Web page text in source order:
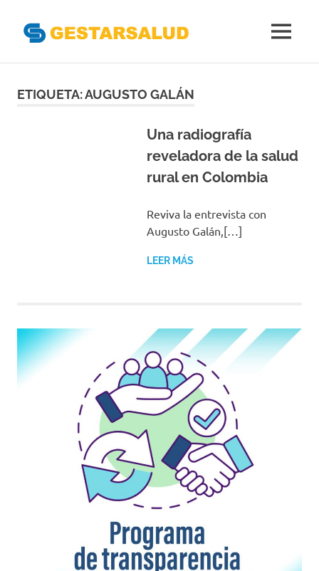
Gestoras
MENÚ
ETIQUETA:AUGUSTO GALÁN
Una radiografía
reveladora de la salud
rural en Colombia
Reviva la entrevista con
Augusto Galán,[…]
LEER MÁS